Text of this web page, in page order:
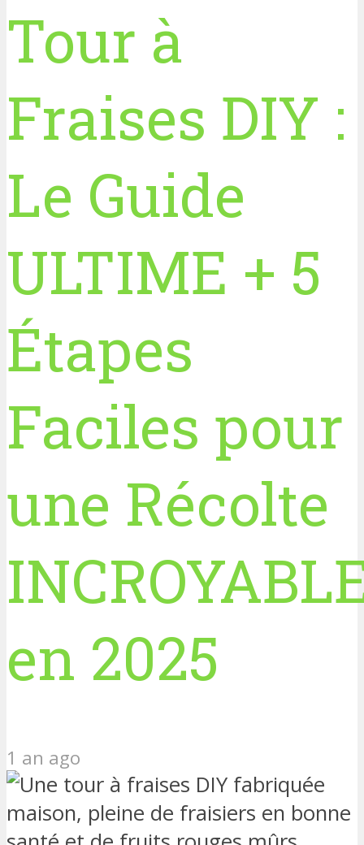
Tour à
Fraises DIY :
Le Guide
ULTIME + 5
Étapes
Faciles pour
une Récolte
en 2025
1 an ago